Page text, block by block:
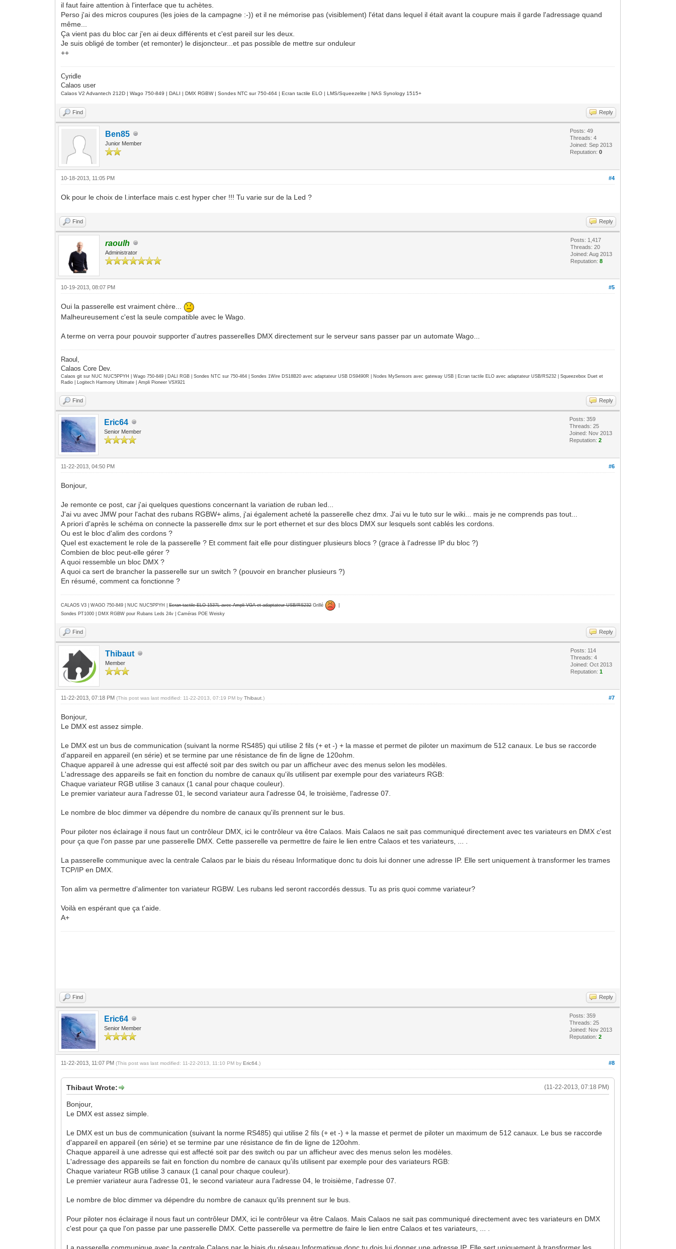
il faut faire attention à l'interface que tu achètes.
Perso j'ai des micros coupures (les joies de la campagne :-)) et il ne mémorise pas (visiblement) l'état dans lequel il était avant la coupure mais il garde l'adressage quand
même...
Ça vient pas du bloc car j'en ai deux différents et c'est pareil sur les deux.
Je suis obligé de tomber (et remonter) le disjoncteur...et pas possible de mettre sur onduleur
++
Cyridle
Calaos user
Calaos V2 Advantech 212D | Wago 750-849 | DALI | DMX RGBW | Sondes NTC sur 750-464 | Ecran tactile ELO | LMS/Squeezelite | NAS Synology 1515+
Find Reply
Ben85
Junior Member
Posts: 49
Threads: 4
Joined: Sep 2013
Reputation:0
#4
10-18-2013, 11:05 PM
Ok pour le choix de l.interface mais c.est hyper cher !!! Tu varie sur de la Led ?
Find Reply
raoulh
Administrator
Posts: 1,417
Threads: 20
Joined: Aug 2013
Reputation:8
#5
10-19-2013, 08:07 PM
Oui la passerelle est vraiment chère...
Malheureusement c'est la seule compatible avec le Wago.
A terme on verra pour pouvoir supporter d'autres passerelles DMX directement sur le serveur sans passer par un automate Wago...
Raoul,
Calaos Core Dev.
Calaos git sur NUC NUC5PPYH | Wago 750-849 | DALI RGB | Sondes NTC sur 750-464 | Sondes 1Wire DS18B20 avec adaptateur USB DS9490R | Nodes MySensors avec gateway USB | Ecran tactile ELO avec adaptateur USB/RS232 | Squeezebox Duet et
Radio | Logitech Harmony Ultimate | Ampli Pioneer VSX921
Find Reply
Eric64
Senior Member
Posts: 359
Threads: 25
Joined: Nov 2013
Reputation:2
#6
11-22-2013, 04:50 PM
Bonjour,
Je remonte ce post, car j'ai quelques questions concernant la variation de ruban led...
J'ai vu avec JMW pour l'achat des rubans RGBW+ alims, j'ai également acheté la passerelle chez dmx. J'ai vu le tuto sur le wiki... mais je ne comprends pas tout...
A priori d'après le schéma on connecte la passerelle dmx sur le port ethernet et sur des blocs DMX sur lesquels sont cablés les cordons.
Ou est le bloc d'alim des cordons ?
Quel est exactement le role de la passerelle ? Et comment fait elle pour distinguer plusieurs blocs ? (grace à l'adresse IP du bloc ?)
Combien de bloc peut-elle gérer ?
A quoi ressemble un bloc DMX ?
A quoi ca sert de brancher la passerelle sur un switch ? (pouvoir en brancher plusieurs ?)
En résumé, comment ca fonctionne ?
CALAOS V3 | WAGO 750-849 | NUC NUC5PPYH |Ecran tactile ELO 1537L avec Ampli VGA et adaptateur USB/RS232Grillé
Sondes PT1000 | DMX RGBW pour Rubans Leds 24v | Caméras POE Weisky
Find Reply
Thibaut
Member
Posts: 114
Threads: 4
Joined: Oct 2013
Reputation:1
#7
11-22-2013, 07:18 PM(This post was last modified: 11-22-2013, 07:19 PM byThibaut .)
Bonjour,
Le DMX est assez simple.
Le DMX est un bus de communication (suivant la norme RS485) qui utilise 2 fils (+ et -) + la masse et permet de piloter un maximum de 512 canaux. Le bus se raccorde
d'appareil en appareil (en série) et se termine par une résistance de fin de ligne de 120ohm.
Chaque appareil à une adresse qui est affecté soit par des switch ou par un afficheur avec des menus selon les modèles.
L'adressage des appareils se fait en fonction du nombre de canaux qu'ils utilisent par exemple pour des variateurs RGB:
Chaque variateur RGB utilise 3 canaux (1 canal pour chaque couleur).
Le premier variateur aura l'adresse 01, le second variateur aura l'adresse 04, le troisième, l'adresse 07.
Le nombre de bloc dimmer va dépendre du nombre de canaux qu'ils prennent sur le bus.
Pour piloter nos éclairage il nous faut un contrôleur DMX, ici le contrôleur va être Calaos. Mais Calaos ne sait pas communiqué directement avec tes variateurs en DMX c'est
pour ça que l'on passe par une passerelle DMX. Cette passerelle va permettre de faire le lien entre Calaos et tes variateurs, ... .
La passerelle communique avec la centrale Calaos par le biais du réseau Informatique donc tu dois lui donner une adresse IP. Elle sert uniquement à transformer les trames
TCP/IP en DMX.
Ton alim va permettre d'alimenter ton variateur RGBW. Les rubans led seront raccordés dessus. Tu as pris quoi comme variateur?
Voilà en espérant que ça t'aide.
A+
Find Reply
Eric64
Senior Member
Posts: 359
Threads: 25
Joined: Nov 2013
Reputation:2
#8
11-22-2013, 11:07 PM(This post was last modified: 11-22-2013, 11:10 PM byEric64 .)
(11-22-2013, 07:18 PM)
Thibaut Wrote:
Bonjour,
Le DMX est assez simple.
Le DMX est un bus de communication (suivant la norme RS485) qui utilise 2 fils (+ et -) + la masse et permet de piloter un maximum de 512 canaux. Le bus se raccorde
d'appareil en appareil (en série) et se termine par une résistance de fin de ligne de 120ohm.
Chaque appareil à une adresse qui est affecté soit par des switch ou par un afficheur avec des menus selon les modèles.
L'adressage des appareils se fait en fonction du nombre de canaux qu'ils utilisent par exemple pour des variateurs RGB:
Chaque variateur RGB utilise 3 canaux (1 canal pour chaque couleur).
Le premier variateur aura l'adresse 01, le second variateur aura l'adresse 04, le troisième, l'adresse 07.
Le nombre de bloc dimmer va dépendre du nombre de canaux qu'ils prennent sur le bus.
Pour piloter nos éclairage il nous faut un contrôleur DMX, ici le contrôleur va être Calaos. Mais Calaos ne sait pas communiqué directement avec tes variateurs en DMX
c'est pour ça que l'on passe par une passerelle DMX. Cette passerelle va permettre de faire le lien entre Calaos et tes variateurs, ... .